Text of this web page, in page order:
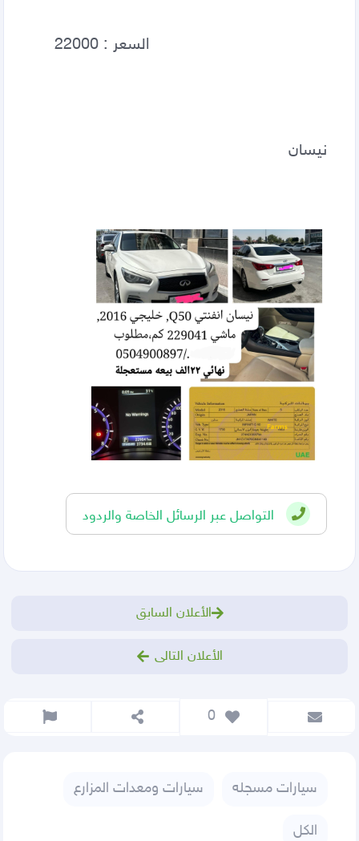
نيسان
التواصل عبر الرسائل الخاصة والردود
الأعلان السابق
الأعلان التالى
سيارات مسجله سيارات ومعدات المزارع
الكل